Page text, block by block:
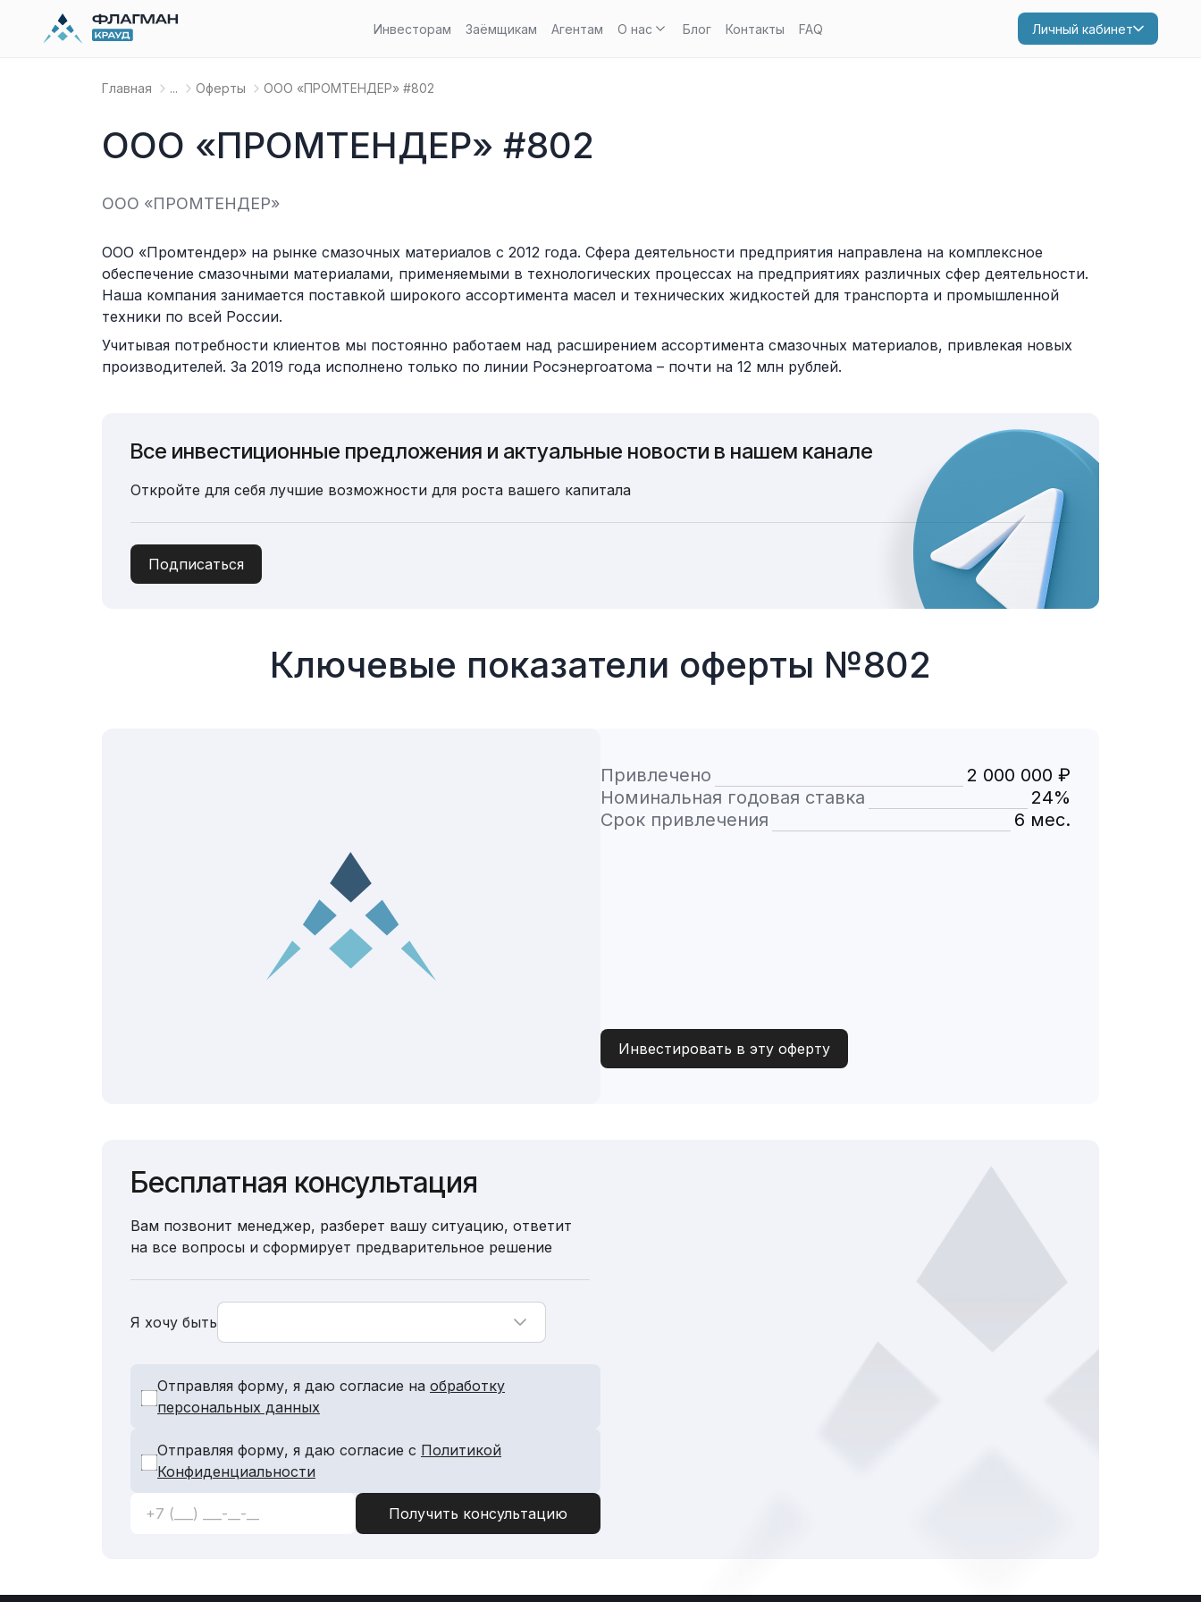
Инвесторам Заёмщикам Агентам О нас Блог Контакты FAQ Личный кабинет
Главная ... Оферты OOO «ПРОМТЕНДЕР» #802
OOO «ПРОМТЕНДЕР» #802
OOO «ПРОМТЕНДЕР»
ООО «Промтендер» на рынке смазочных материалов с 2012 года. Сфера деятельности предприятия направлена на комплексное
обеспечение смазочными материалами, применяемыми в технологических процессах на предприятиях различных сфер деятельности.
Наша компания занимается поставкой широкого ассортимента масел и технических жидкостей для транспорта и промышленной
техники по всей России.
Учитывая потребности клиентов мы постоянно работаем над расширением ассортимента смазочных материалов, привлекая новых
производителей. За 2019 года исполнено только по линии Росэнергоатома – почти на 12 млн рублей.
Все инвестиционные предложения и актуальные новости в нашем канале
Откройте для себя лучшие возможности для роста вашего капитала
Подписаться
Ключевые показатели оферты №802
Привлечено
2 000 000 ₽
Номинальная годовая ставка
24%
Срок привлечения
6 мес.
Инвестировать в эту оферту
Бесплатная консультация
Вам позвонит менеджер, разберет вашу ситуацию, ответит
на все вопросы и сформирует предварительное решение
Я хочу быть
Отправляя форму, я даю согласие на обработку
персональных данных
Отправляя форму, я даю согласие с Политикой
Конфиденциальности